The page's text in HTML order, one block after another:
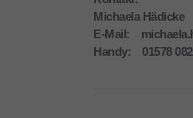
Michaela Hädicke
E-Mail:
Handy: 01578